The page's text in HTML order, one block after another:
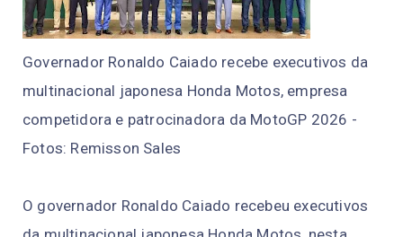
Governador Ronaldo Caiado recebe executivos da
multinacional japonesa Honda Motos, empresa
competidora e patrocinadora da MotoGP 2026 -
Fotos: Remisson Sales
O governador Ronaldo Caiado recebeu executivos